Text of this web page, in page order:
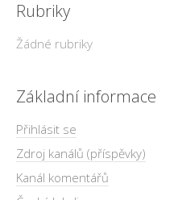
Rubriky
Žádné rubriky
Základní informace
Přihlásit se
Zdroj kanálů (příspěvky)
Kanál komentářů